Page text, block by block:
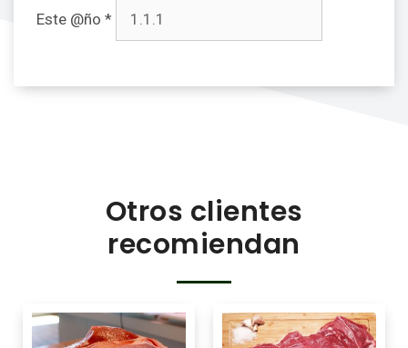
Este @ño *
Otros clientes
recomiendan